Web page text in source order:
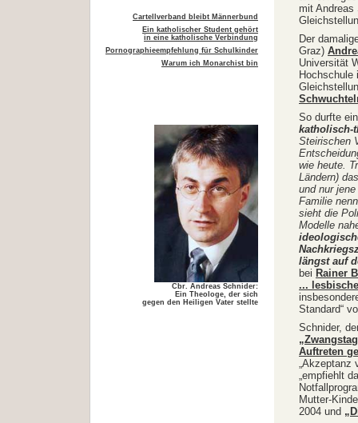
Cartellverband bleibt Männerbund
Ein katholischer Student gehört
in eine katholische Verbindung
Pornographieempfehlung für Schulkinder
Warum ich Monarchist bin
Cbr. Andreas Schnider:
Ein Theologe, der sich
gegen den Heiligen Vater stellte
mit
Der
Graz)
Universität
Hochschule
So durfte
katholisch-
Steirischen
wie heute.
Ländern)
und nur
Familie
sieht die
Modelle
längst auf
bei Rainer
...
Standard“
Schnider,
Auftreten
„Akzeptanz
„empfiehlt
Mutter-
2004 und